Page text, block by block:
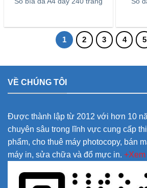
1 2 3 4 5
VỀ CHÚNG TÔI
Được thành lập từ 2012 với hơn 10
chuyên sâu trong lĩnh vực cung cấp
phẩm, cho thuê máy photocopy, bán
máy in, sửa chữa và đổ mực in. +Xem